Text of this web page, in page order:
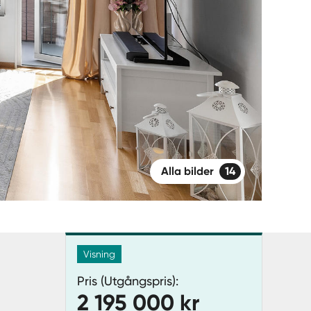
Alla bilder 14
Visning
Pris (Utgångspris):
2 195 000 kr